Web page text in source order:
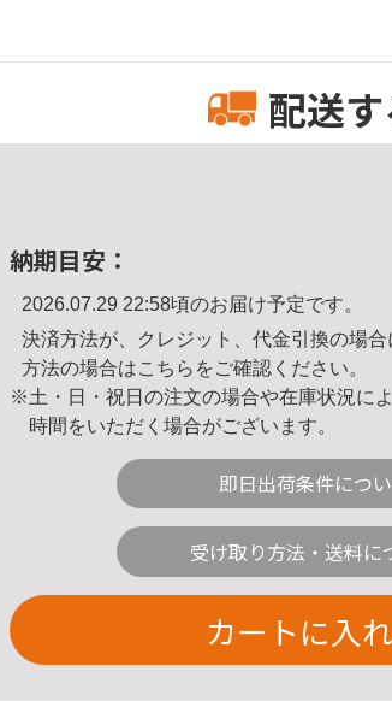
配送す
納期目安：
2026.07.29 22:58頃のお届け予定です。
決済方法が、クレジット、代金引換の場
方法の場合はこちら をご確認ください。
※土・日・祝日の注文の場合や在庫状況に
時間をいただく場合がございます。
即日出荷条件につ
受け取り方法・送料に
カートに入